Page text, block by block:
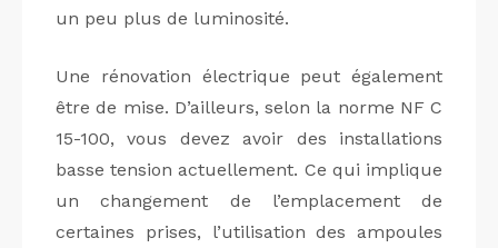
un peu plus de luminosité.
Une rénovation électrique peut également
être de mise. D’ailleurs, selon la norme NF C
15-100, vous devez avoir des installations
basse tension actuellement. Ce qui implique
un changement de l’emplacement de
certaines prises, l’utilisation des ampoules